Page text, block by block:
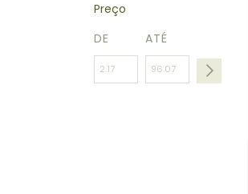
Preço
DE
ATÉ